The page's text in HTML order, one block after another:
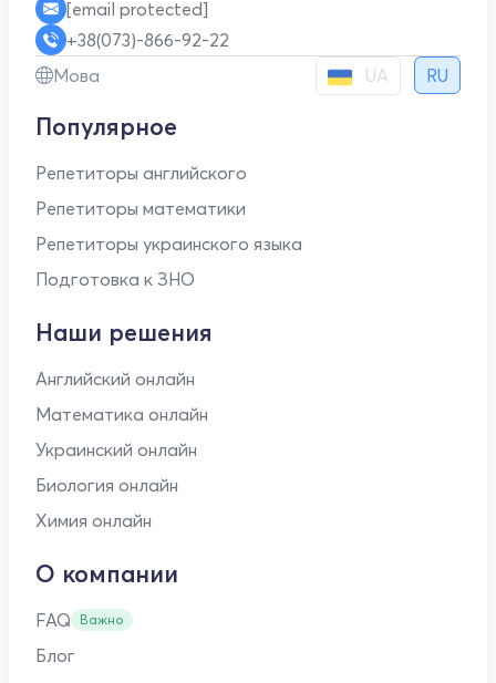
[email protected]
+38(073)-866-92-22
Мова
UA RU
Популярное
Репетиторы английского
Репетиторы математики
Репетиторы украинского языка
Подготовка к ЗНО
Наши решения
Английский онлайн
Математика онлайн
Украинский онлайн
Биология онлайн
Химия онлайн
О компании
FAQ Важно
Блог